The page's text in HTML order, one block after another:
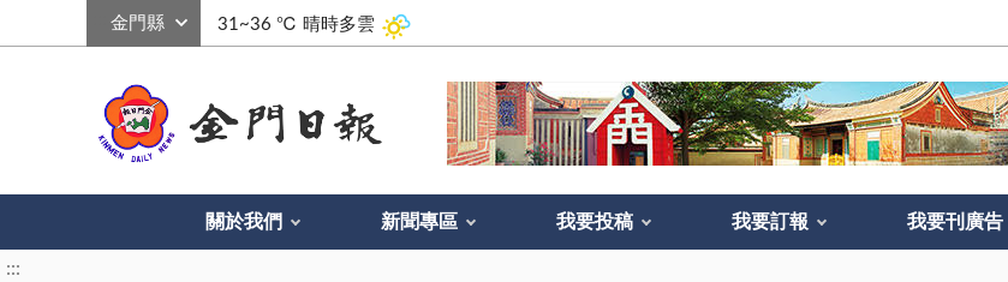
31~36 ℃ 晴時多雲
關於我們 新聞專區 我要投稿 我要訂報 我要刊廣告
:::